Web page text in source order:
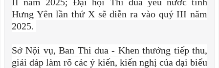
Hưng Yên lần thứ X sẽ diễn ra vào quý III năm
2025.
Sở Nội vụ, Ban Thi đua - Khen thưởng tiếp thu,
giải đáp làm rõ các ý kiến, kiến nghị của đại biểu